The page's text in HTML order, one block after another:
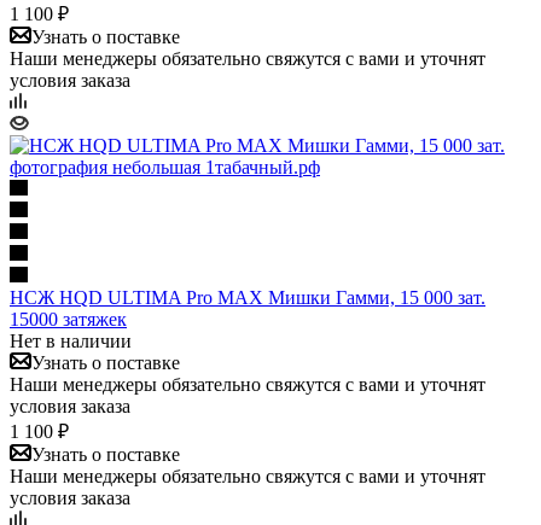
1 100 ₽
Узнать о поставке
Наши менеджеры обязательно свяжутся с вами и уточнят
условия заказа
НСЖ HQD ULTIMA Pro MAX Мишки Гамми, 15 000 зат.
15000 затяжек
Нет в наличии
Узнать о поставке
Наши менеджеры обязательно свяжутся с вами и уточнят
условия заказа
1 100 ₽
Узнать о поставке
Наши менеджеры обязательно свяжутся с вами и уточнят
условия заказа